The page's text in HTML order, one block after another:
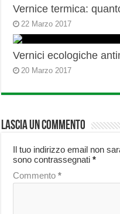
Vernice termica:
22 Marzo 2017
Vernici ecologiche
20 Marzo 2017
Lascia un commento
Il tuo indirizzo email non
sono contrassegnati*
Commento*